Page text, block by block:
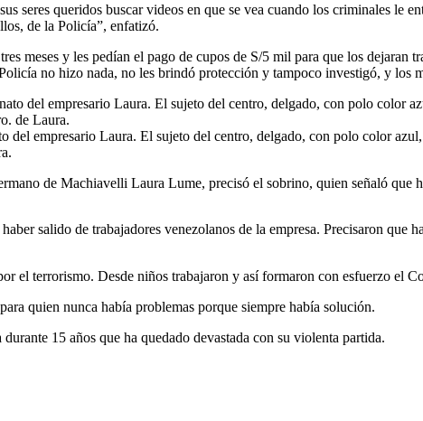
seres queridos buscar videos en que se vea cuando los criminales le
de la Policía”, enfatizó.
meses y les pedían el pago de cupos de S/5 mil para que los dejaran
no hizo nada, no les brindó protección y tampoco investigó, y los
del empresario Laura. El sujeto del centro, delgado, con polo color
de Machiavelli Laura Lume, precisó el sobrino, quien señaló que
salido de trabajadores venezolanos de la empresa. Precisaron que
el terrorismo. Desde niños trabajaron y así formaron con esfuerzo el
quien nunca había problemas porque siempre había solución.
15 años que ha quedado devastada con su violenta partida.